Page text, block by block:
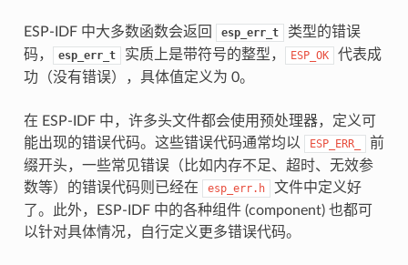
ESP-IDF 中大多数函数会返回 esp_err_t
类型的错误
码，
esp_err_t 实质上是带符号的整型， ESP_OK
代表成
功（没有错误），具体值定义为 0。
在 ESP-IDF 中，许多头文件都会使用预处理器，定义可
能出现的错误代码。这些错误代码通常均以
ESP_ERR_
前
缀开头，一些常见错误（比如内存不足、超时、无效参
数等）的错误代码则已经在
esp_err.h
文件中定义好
了。此外，ESP-IDF 中的各种组件 (component) 也都可
以针对具体情况，自行定义更多错误代码。